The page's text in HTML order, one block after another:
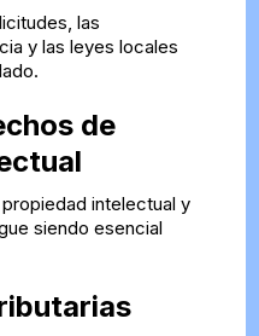
las
y las leyes locales
de
intelectual y
siendo esencial